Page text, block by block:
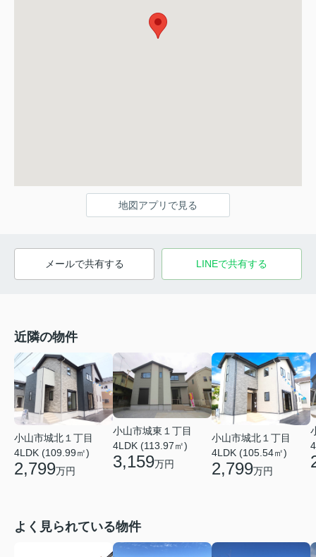
地図アプリで見る
メールで共有する LINEで共有する
近隣の物件
小山市城北１丁目
4LDK (109.99㎡)
2,799万円
小山市城東１丁目
4LDK (113.97㎡)
3,159万円
小山市城北１丁目
4LDK (105.54㎡)
2,799万円
よく見られている物件